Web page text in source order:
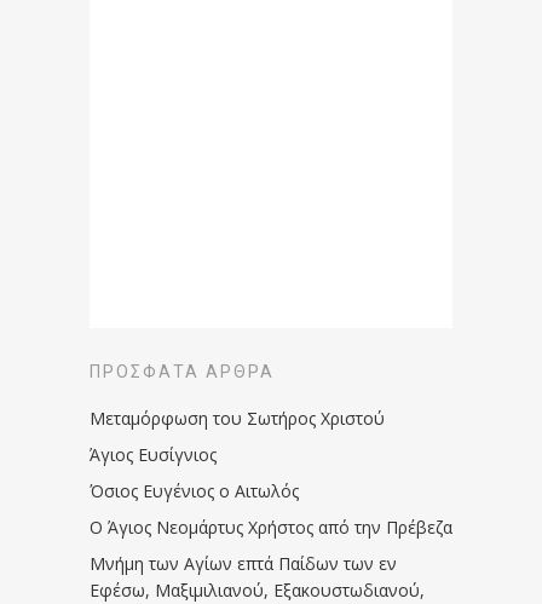
ΠΡΌΣΦΑΤΑ ΆΡΘΡΑ
Μεταμόρφωση του Σωτήρος Χριστού
Άγιος Ευσίγνιος
Όσιος Ευγένιος ο Αιτωλός
Ο Άγιος Νεομάρτυς Χρήστος από την Πρέβεζα
Μνήμη των Aγίων επτά Παίδων των εν
Eφέσω, Mαξιμιλιανού, Eξακουστωδιανού,